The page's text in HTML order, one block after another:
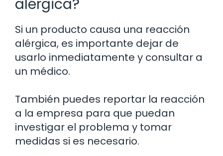
alérgica?
Si un producto causa una reacción
alérgica, es importante dejar de
usarlo inmediatamente y consultar a
un médico.
También puedes reportar la reacción
a la empresa para que puedan
investigar el problema y tomar
medidas si es necesario.